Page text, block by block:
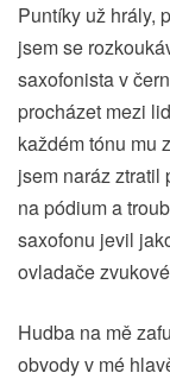
Puntíky už hrály,
jsem se
saxofonista v
procházet mezi
každém tónu mu
jsem naráz ztratil
na pódium a
saxofonu jevil
ovladače
Hudba na mě
obvody v mé